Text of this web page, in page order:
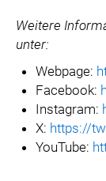
Weitere
unter:
Webpage:
Facebook:
Instagram:
X: https://
YouTube: